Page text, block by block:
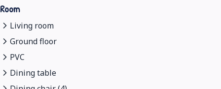
Room
Living room
Ground floor
PVC
Dining table